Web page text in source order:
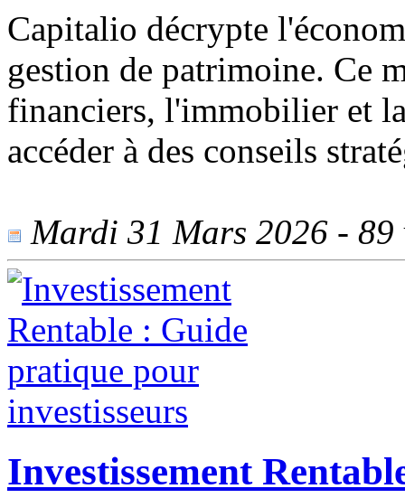
Capitalio décrypte
gestion de patrimoine. Ce
financiers, l'immobilier et
accéder à des conseils
Mardi 31 Mars 2026 - 89
Investissement